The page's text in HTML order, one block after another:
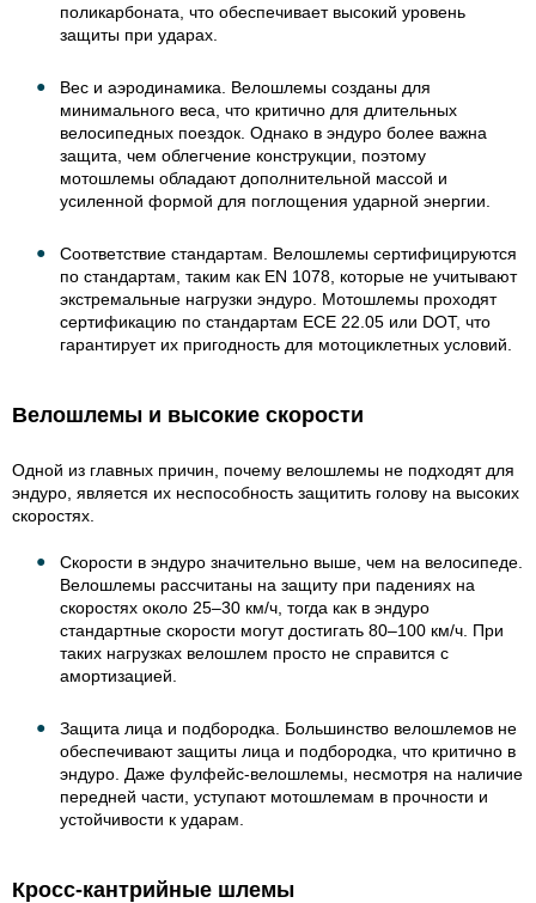
поликарбоната, что обеспечивает высокий уровень
защиты при ударах.
Вес и аэродинамика. Велошлемы созданы для
минимального веса, что критично для длительных
велосипедных поездок. Однако в эндуро более важна
защита, чем облегчение конструкции, поэтому
мотошлемы обладают дополнительной массой и
усиленной формой для поглощения ударной энергии.
Соответствие стандартам. Велошлемы сертифицируются
по стандартам, таким как EN 1078, которые не учитывают
экстремальные нагрузки эндуро. Мотошлемы проходят
сертификацию по стандартам ECE 22.05 или DOT, что
гарантирует их пригодность для мотоциклетных условий.
Велошлемы и высокие скорости
Одной из главных причин, почему велошлемы не подходят для
эндуро, является их неспособность защитить голову на высоких
скоростях.
Скорости в эндуро значительно выше, чем на велосипеде.
Велошлемы рассчитаны на защиту при падениях на
скоростях около 25–30 км/ч, тогда как в эндуро
стандартные скорости могут достигать 80–100 км/ч. При
таких нагрузках велошлем просто не справится с
амортизацией.
Защита лица и подбородка. Большинство велошлемов не
обеспечивают защиты лица и подбородка, что критично в
эндуро. Даже фулфейс-велошлемы, несмотря на наличие
передней части, уступают мотошлемам в прочности и
устойчивости к ударам.
Кросс-кантрийные шлемы